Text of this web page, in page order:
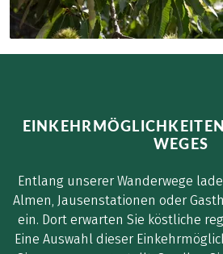
WEGES
Entlang unserer Wanderwege
Almen, Jausenstationen oder
ein. Dort erwarten Sie köstliche
Eine Auswahl dieser